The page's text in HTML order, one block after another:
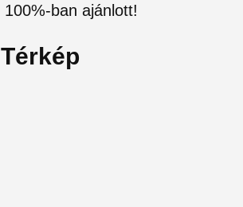
100%-ban ajánlott!
Térkép